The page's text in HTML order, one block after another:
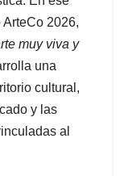
2026,
muy viva y
una
cultural,
y las
al